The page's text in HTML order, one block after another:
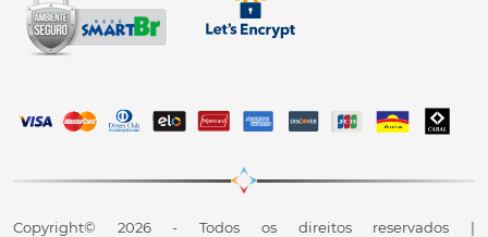
Copyright© 2026 - Todos os direitos reservados |